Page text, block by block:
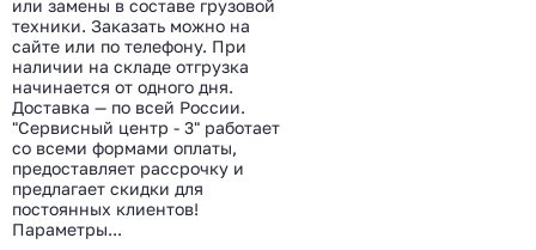
или замены в составе грузовой
техники. Заказать можно на
сайте или по телефону. При
наличии на складе отгрузка
начинается от одного дня.
Доставка — по всей России.
"Сервисный центр - 3" работает
со всеми формами оплаты,
предоставляет рассрочку и
предлагает скидки для
постоянных клиентов!
Параметры...